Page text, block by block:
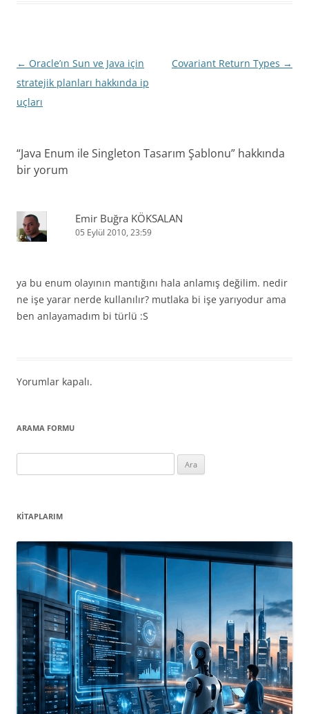
Yazı
dolaşımı
← Oracle’ın Sun ve Java için
stratejik planları hakkında ip
uçları
Covariant Return Types →
“Java Enum ile Singleton Tasarım Şablonu” hakkında
bir yorum
Emir Buğra KÖKSALAN
05 Eylül 2010, 23:59
ya bu enum olayının mantığını hala anlamış değilim. nedir
ne işe yarar nerde kullanılır? mutlaka bi işe yarıyodur ama
ben anlayamadım bi türlü :S
Yorumlar kapalı.
ARAMA FORMU
KITAPLARIM